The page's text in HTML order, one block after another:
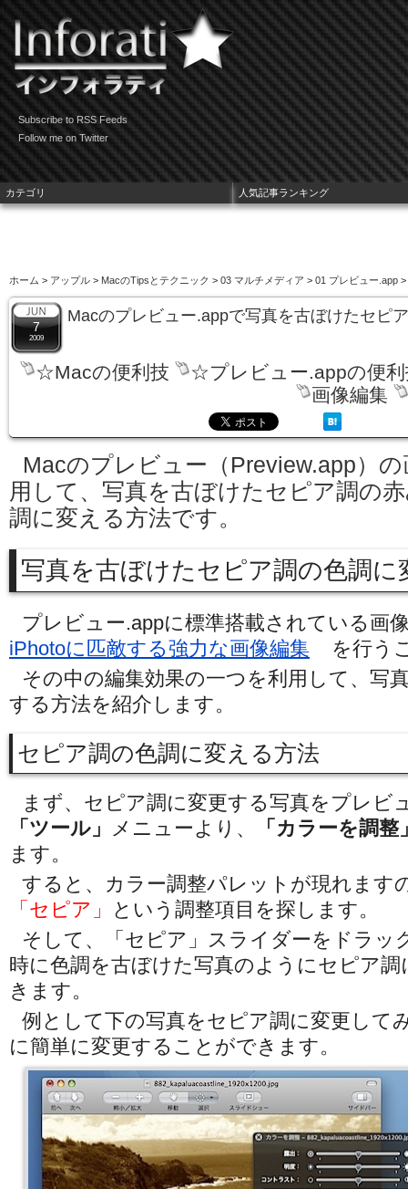
Subscribe to RSS Feeds
Follow me on Twitter
ホーム > アップル > MacのTipsとテクニック > 03 マルチメディア > 01 プレビュー.app >
7
2009
Macのプレビュー.appで写真を古ぼけたセピ
☆Macの便利技
☆プレビュー.appの便利
画像編集
Macのプレビュー（Preview.app）
用して、写真を古ぼけたセピア調の
調に変える方法です。
写真を古ぼけたセピア調の色調に
プレビュー.appに標準搭載されている画
iPhotoに匹敵する強力な画像編集
を行う
その中の編集効果の一つを利用して、写
する方法を紹介します。
セピア調の色調に変える方法
まず、セピア調に変更する写真をプレビ
「ツール」 メニューより、
「カラーを調整
ます。
すると、カラー調整パレットが現れます
「セピア」
という調整項目を探します。
そして、「セピア」スライダーをドラッ
時に色調を古ぼけた写真のようにセピア
きます。
例として下の写真をセピア調に変更して
に簡単に変更することができます。
カテゴリ 人気記事ランキング